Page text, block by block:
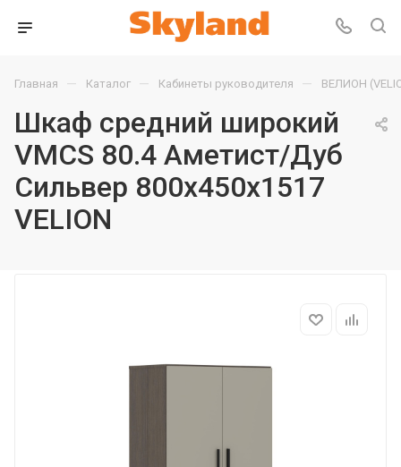
Главная — Каталог — Кабинеты руководителя — ВЕЛИОН
Шкаф средний широкий
VMCS 80.4 Аметист/Дуб
Сильвер 800х450х1517
VELION